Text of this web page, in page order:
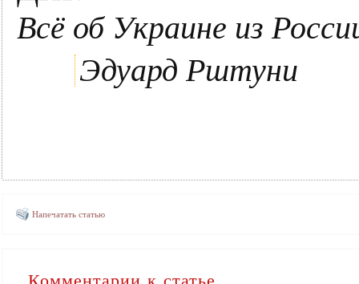
Всё об Украине из
Эдуард Рштуни
Напечатать статью